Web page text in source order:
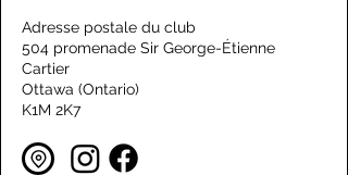
Adresse postale du club
504 promenade Sir George-Étienne
Cartier
Ottawa (Ontario)
K1M 2K7